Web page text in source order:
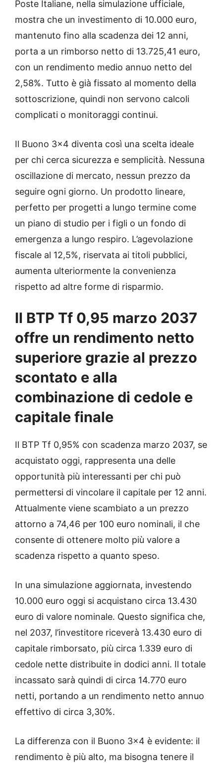
Poste Italiane, nella simulazione ufficiale,
mostra che un investimento di 10.000 euro,
mantenuto fino alla scadenza dei 12 anni,
porta a un rimborso netto di 13.725,41 euro,
con un rendimento medio annuo netto del
2,58%. Tutto è già fissato al momento della
sottoscrizione, quindi non servono calcoli
complicati o monitoraggi continui.
Il Buono 3×4 diventa così una scelta ideale
per chi cerca sicurezza e semplicità. Nessuna
oscillazione di mercato, nessun prezzo da
seguire ogni giorno. Un prodotto lineare,
perfetto per progetti a lungo termine come
un piano di studio per i figli o un fondo di
emergenza a lungo respiro. L’agevolazione
fiscale al 12,5%, riservata ai titoli pubblici,
aumenta ulteriormente la convenienza
rispetto ad altre forme di risparmio.
Il BTP Tf 0,95 marzo 2037
offre un rendimento netto
superiore grazie al prezzo
scontato e alla
combinazione di cedole e
capitale finale
Il BTP Tf 0,95% con scadenza marzo 2037, se
acquistato oggi, rappresenta una delle
opportunità più interessanti per chi può
permettersi di vincolare il capitale per 12 anni.
Attualmente viene scambiato a un prezzo
attorno a 74,46 per 100 euro nominali, il che
consente di ottenere molto più valore a
scadenza rispetto a quanto speso.
In una simulazione aggiornata, investendo
10.000 euro oggi si acquistano circa 13.430
euro di valore nominale. Questo significa che,
nel 2037, l’investitore riceverà 13.430 euro di
capitale rimborsato, più circa 1.339 euro di
cedole nette distribuite in dodici anni. Il totale
incassato sarà quindi di circa 14.770 euro
netti, portando a un rendimento netto annuo
effettivo di circa 3,30%.
La differenza con il Buono 3×4 è evidente: il
rendimento è più alto, ma bisogna tenere il